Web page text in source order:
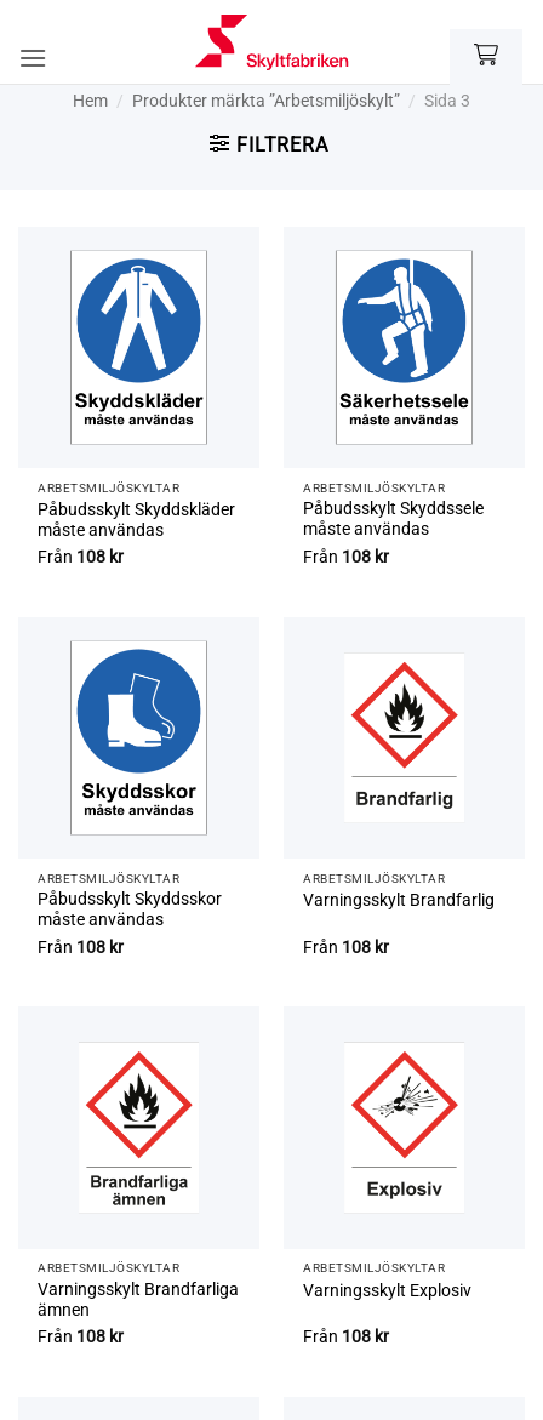
content
Hem / Produkter märkta ”Arbetsmiljöskylt” / Sida 3
FILTRERA
ARBETSMILJÖ­­SKYLTAR
Påbudsskylt Skyddskläder
måste användas
Från 108 kr
ARBETSMILJÖ­­SKYLTAR
Påbudsskylt Skyddssele
måste användas
Från 108 kr
ARBETSMILJÖ­­SKYLTAR
Påbudsskylt Skyddsskor
måste användas
Från 108 kr
ARBETSMILJÖ­­SKYLTAR
Varningsskylt Brandfarlig
Från 108 kr
ARBETSMILJÖ­­SKYLTAR
Varningsskylt Brandfarliga
ämnen
Från 108 kr
ARBETSMILJÖ­­SKYLTAR
Varningsskylt Explosiv
Från 108 kr